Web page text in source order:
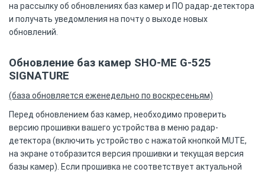
на рассылку об обновлениях баз камер и ПО радар-детектора
и получать уведомления на почту о выходе новых
обновлений.
Обновление баз камер SHO-ME G-525
SIGNATURE
(база обновляется еженедельно по воскресеньям)
Перед обновлением баз камер, необходимо проверить
версию прошивки вашего устройства в меню радар-
детектора (включить устройство с нажатой кнопкой MUTE,
на экране отобразится версия прошивки и текущая версия
базы камер). Если прошивка не соответствует актуальной